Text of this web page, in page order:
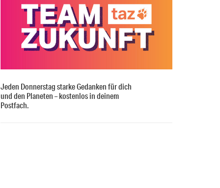
Jeden Donnerstag starke Gedanken für dich
und den Planeten – kostenlos in deinem
Postfach.